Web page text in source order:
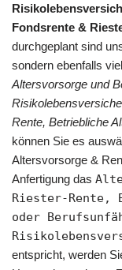
Fondsrente &
durchgeplant sind
sondern ebenfalls
Altersvorsorge und
Rente, Betriebliche
können Sie es
Altersvorsorge &
Anfertigung das
Riester-Rente,
oder
entspricht, werden